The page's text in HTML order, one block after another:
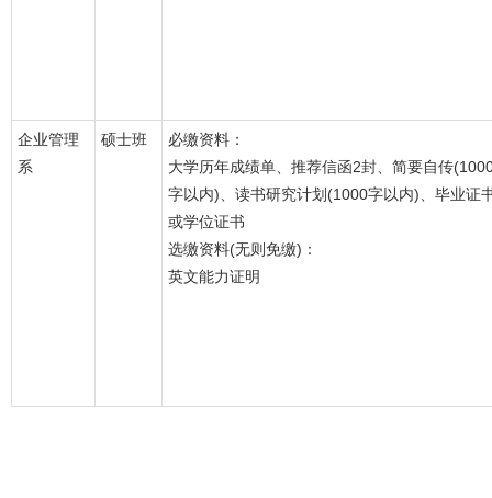
企业管理
系
硕士班
必缴资料：
大学历年成绩单、推荐信函2封、简要自传
字以内)、读书研究计划(1000字以内)、毕业证
或学位证书
选缴资料(无则免缴)：
英文能力证明